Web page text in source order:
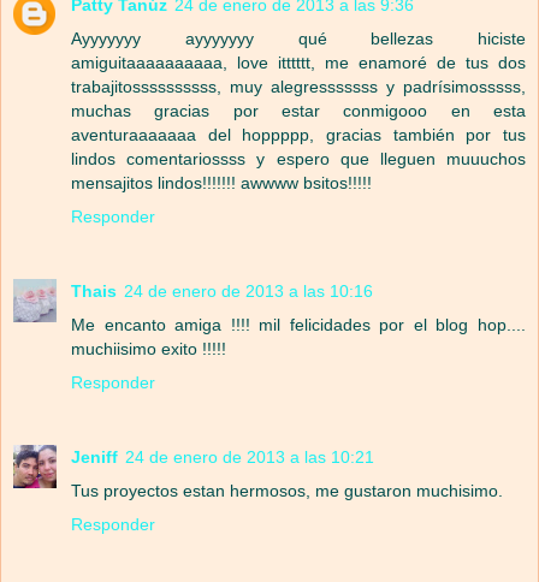
Patty Tanúz 24 de enero de 2013 a las 9:36
Ayyyyyyy ayyyyyyy qué bellezas hiciste
amiguitaaaaaaaaaa, love itttttt, me enamoré de tus dos
trabajitossssssssss, muy alegresssssss y padrísimosssss,
muchas gracias por estar conmigooo en esta
aventuraaaaaaa del hoppppp, gracias también por tus
lindos comentariossss y espero que lleguen muuuchos
mensajitos lindos!!!!!!! awwww bsitos!!!!!
Responder
Thais 24 de enero de 2013 a las 10:16
Me encanto amiga !!!! mil felicidades por el blog hop....
muchiisimo exito !!!!!
Responder
Jeniff 24 de enero de 2013 a las 10:21
Tus proyectos estan hermosos, me gustaron muchisimo.
Responder